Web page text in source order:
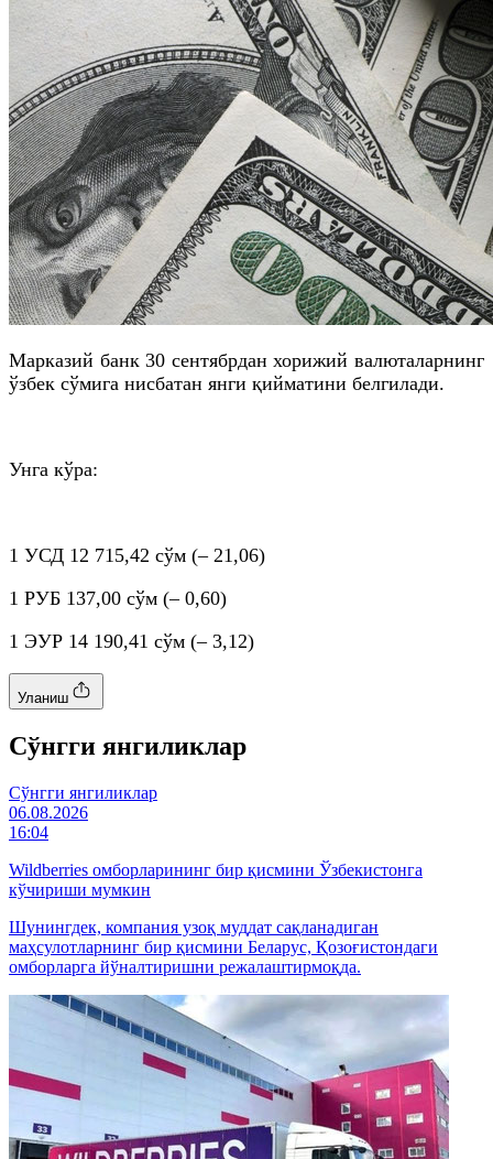
Марказий банк 30 сентябрдан хорижий валюталарнинг
ўзбек сўмига нисбатан янги қийматини белгилади.
Унга кўра:
1 УСД 12 715,42 сўм (– 21,06)
1 РУБ 137,00 сўм (– 0,60)
1 ЭУР 14 190,41 сўм (– 3,12)
Уланиш
Cўнгги янгиликлар
Cўнгги янгиликлар
06.08.2026
16:04
Wildberries омборларининг бир қисмини Ўзбекистонга
кўчириши мумкин
Шунингдек, компания узоқ муддат сақланадиган
маҳсулотларнинг бир қисмини Беларус, Қозоғистондаги
омборларга йўналтиришни режалаштирмоқда.